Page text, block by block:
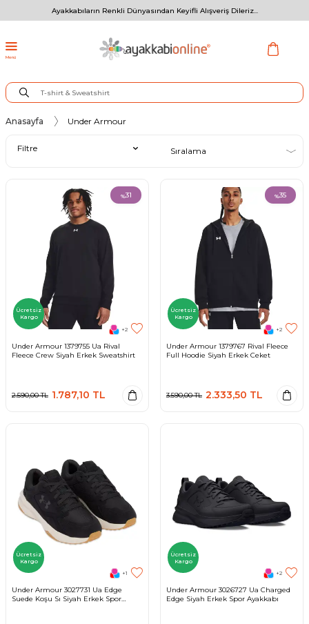
Ayakkabıların Renkli Dünyasından Keyifli Alışveriş Dileriz...
Menü
Anasayfa Under Armour
Filtre
%31
Ücretsiz
Kargo
+2
Under Armour 1379755 Ua Rival
Fleece Crew Siyah Erkek Sweatshirt
2.590,00TL 1.787,10 TL
%35
Ücretsiz
Kargo
+2
Under Armour 1379767 Rival Fleece
Full Hoodie Siyah Erkek Ceket
3.590,00TL 2.333,50 TL
Ücretsiz
Kargo
+1
Under Armour 3027731 Ua Edge
Suede Koşu Sı Siyah Erkek Spor
Ücretsiz
Kargo
+2
Under Armour 3026727 Ua Charged
Edge Siyah Erkek Spor Ayakkabı